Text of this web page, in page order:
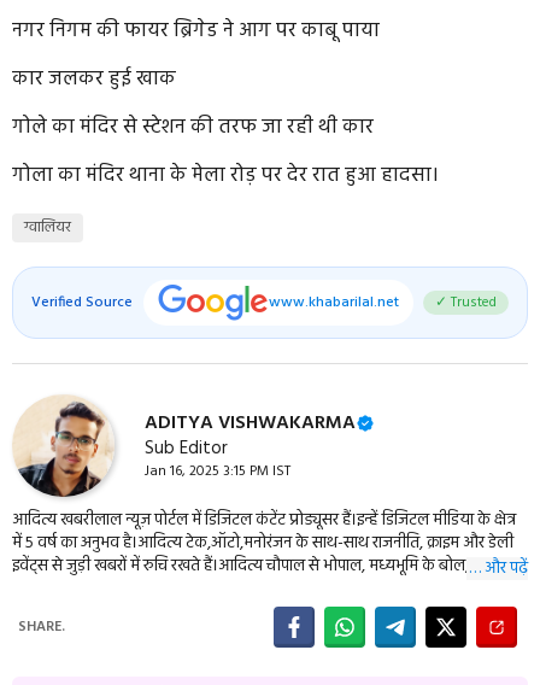
नगर निगम की फायर ब्रिगेड ने आग पर काबू पाया
कार जलकर हुई खाक
गोले का मंदिर से स्टेशन की तरफ जा रही थी कार
गोला का मंदिर थाना के मेला रोड़ पर देर रात हुआ हादसा।
ग्वालियर
Verified Source www.khabarilal.net ✓ Trusted
ADITYA VISHWAKARMA
Sub Editor
Jan 16, 2025 3:15 PM IST
आदित्य खबरीलाल न्यूज़ पोर्टल में डिजिटल कंटेंट प्रोड्यूसर हैं।इन्हें डिजिटल मीडिया के क्षेत्र
में 5 वर्ष का अनुभव है।आदित्य टेक,ऑटो,मनोरंजन के साथ-साथ राजनीति, क्राइम और डेली
इवेंट्स से जुड़ी खबरों में रुचि रखते हैं।आदित्य चौपाल से भोपाल, मध्यभूमि के बोल,… और पढ़ें
SHARE.